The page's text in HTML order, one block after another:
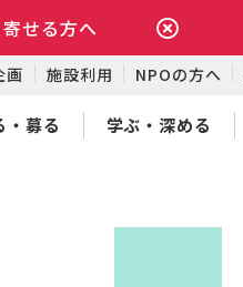
せる方へ
画 施設利用 NPOの方へ
・募る 学ぶ・深める